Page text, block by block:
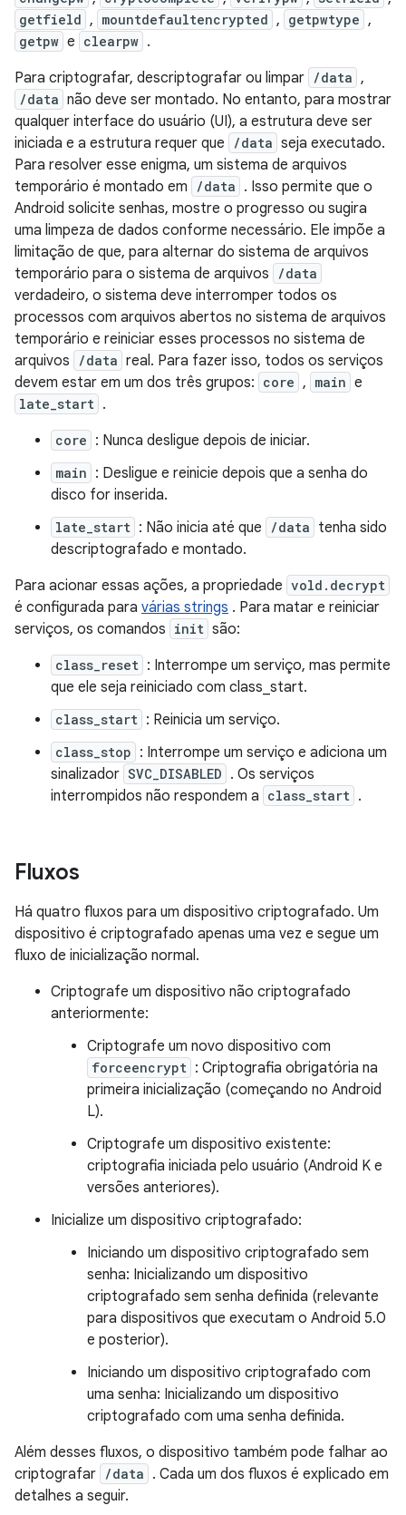
getfield , mountdefaultencrypted , getpwtype ,
getpw e clearpw .
Para criptografar, descriptografar ou limpar /data ,
/data não deve ser montado. No entanto, para mostrar
qualquer interface do usuário (UI), a estrutura deve ser
iniciada e a estrutura requer que
/data seja executado.
Para resolver esse enigma, um sistema de arquivos
temporário é montado em
/data . Isso permite que o
Android solicite senhas, mostre o progresso ou sugira
uma limpeza de dados conforme necessário. Ele impõe a
limitação de que, para alternar do sistema de arquivos
temporário para o sistema de arquivos
/data
verdadeiro, o sistema deve interromper todos os
processos com arquivos abertos no sistema de arquivos
temporário e reiniciar esses processos no sistema de
arquivos
/data real. Para fazer isso, todos os serviços
devem estar em um dos três grupos: core , main e
late_start .
core : Nunca desligue depois de iniciar.
main : Desligue e reinicie depois que a senha do
disco for inserida.
late_start : Não inicia até que /data tenha sido
descriptografado e montado.
Para acionar essas ações, a propriedade vold.decrypt
é configurada para várias strings . Para matar e reiniciar
serviços, os comandos init são:
class_reset : Interrompe um serviço, mas permite
que ele seja reiniciado com class_start.
class_start : Reinicia um serviço.
class_stop : Interrompe um serviço e adiciona um
sinalizador SVC_DISABLED . Os serviços
interrompidos não respondem a class_start .
Fluxos
Há quatro fluxos para um dispositivo criptografado. Um
dispositivo é criptografado apenas uma vez e segue um
fluxo de inicialização normal.
Criptografe um dispositivo não criptografado
anteriormente:
Criptografe um novo dispositivo com
forceencrypt : Criptografia obrigatória na
primeira inicialização (começando no Android
L).
Criptografe um dispositivo existente:
criptografia iniciada pelo usuário (Android K e
versões anteriores).
Inicialize um dispositivo criptografado:
Iniciando um dispositivo criptografado sem
senha: Inicializando um dispositivo
criptografado sem senha definida (relevante
para dispositivos que executam o Android 5.0
e posterior).
Iniciando um dispositivo criptografado com
uma senha: Inicializando um dispositivo
criptografado com uma senha definida.
Além desses fluxos, o dispositivo também pode falhar ao
criptografar /data . Cada um dos fluxos é explicado em
detalhes a seguir.